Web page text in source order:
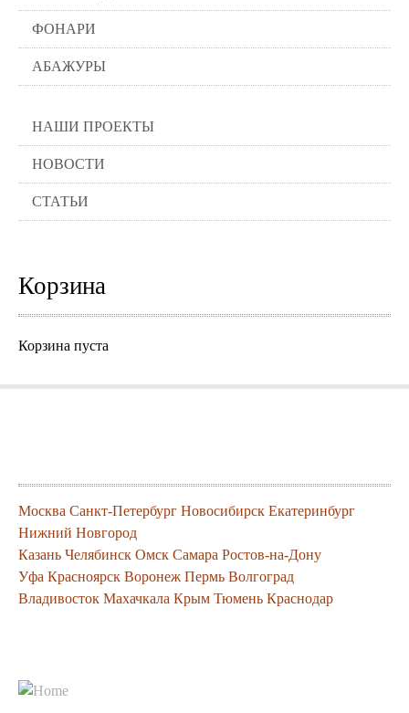
ФОНАРИ
АБАЖУРЫ
НАШИ ПРОЕКТЫ
НОВОСТИ
СТАТЬИ
Корзина
Корзина пуста
Москва Санкт-Петербург Новосибирск Екатеринбург
Нижний Новгород
Казань Челябинск Омск Самара Ростов-на-Дону
Уфа Красноярск Воронеж Пермь Волгоград
Владивосток Махачкала Крым Тюмень Краснодар